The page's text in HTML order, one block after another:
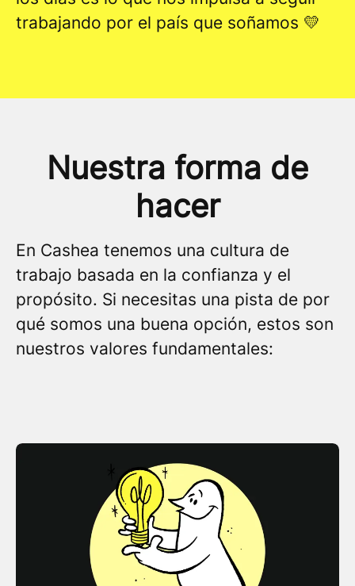
trabajando por el país que soñamos 💛
Nuestra forma de
hacer
En Cashea tenemos una cultura de
trabajo basada en la confianza y el
propósito. Si necesitas una pista de por
qué somos una buena opción, estos son
nuestros valores fundamentales: